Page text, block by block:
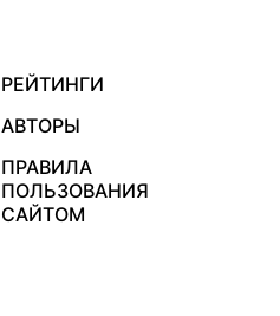
РЕЙТИНГИ
АВТОРЫ
ПРАВИЛА
ПОЛЬЗОВАНИЯ
САЙТОМ